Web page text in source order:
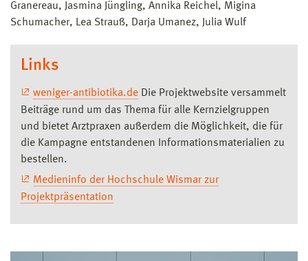
Granereau, Jasmina Jüngling, Annika Reichel, Migina
Schumacher, Lea Strauß, Darja Umanez, Julia Wulf
Links
weniger-antibiotika.de Die Projektwebsite versammelt
Beiträge rund um das Thema für alle Kernzielgruppen
und bietet Arztpraxen außerdem die Möglichkeit, die für
die Kampagne entstandenen Informationsmaterialien zu
bestellen.
Medieninfo der Hochschule Wismar zur
Projektpräsentation